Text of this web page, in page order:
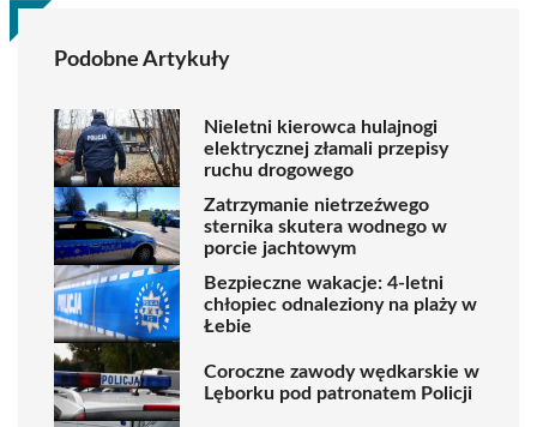
Podobne Artykuły
Nieletni kierowca hulajnogi
elektrycznej złamali przepisy
ruchu drogowego
Zatrzymanie nietrzeźwego
sternika skutera wodnego w
porcie jachtowym
Bezpieczne wakacje: 4-letni
chłopiec odnaleziony na plaży w
Łebie
Coroczne zawody wędkarskie w
Lęborku pod patronatem Policji